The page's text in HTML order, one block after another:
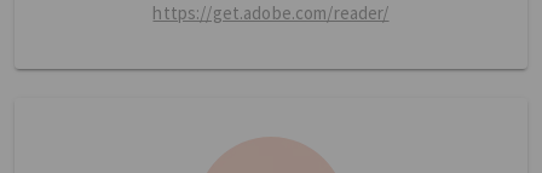
https://get.adobe.com/reader/